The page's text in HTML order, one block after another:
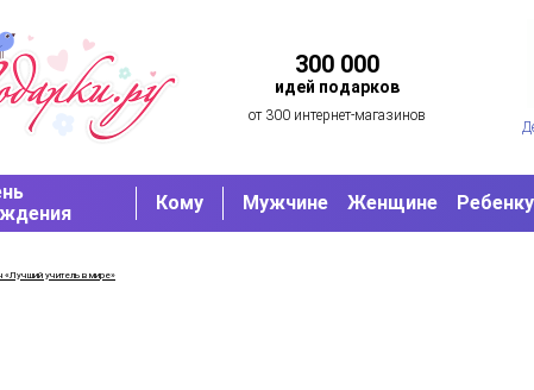
300 000
идей подарков
от 300 интернет-магазинов
Кому Мужчине Женщине Ребенку